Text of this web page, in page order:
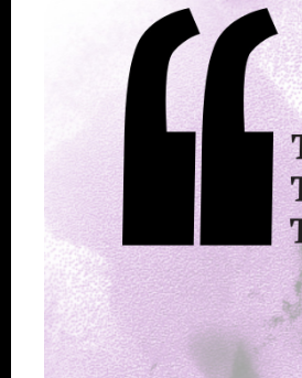
Aktuelles
Projekte
Verein
Praktikum /
Ehrenamt